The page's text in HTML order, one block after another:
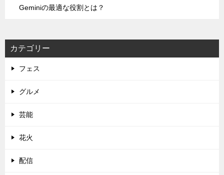
Geminiの最適な役割とは？
カテゴリー
フェス
グルメ
芸能
花火
配信